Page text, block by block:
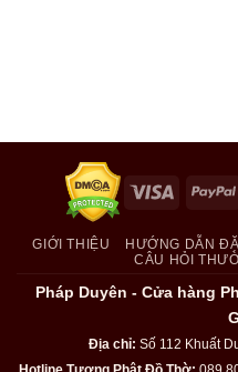
Visa
GIỚI THIỆU HƯỚNG DẪN
CÂU HỎI
Pháp Duyên - Cửa hàng
Địa chỉ: Số 112 Khuất